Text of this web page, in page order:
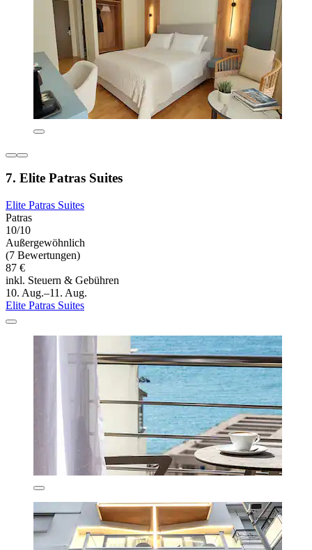
7. Elite Patras Suites
Elite Patras Suites
Patras
10/10
Außergewöhnlich
(7 Bewertungen)
87 €
inkl. Steuern & Gebühren
10. Aug.–11. Aug.
Elite Patras Suites